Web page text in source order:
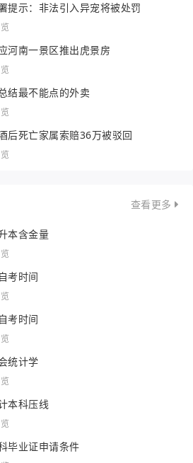
提示：非法引入异宠将被处罚
河南一景区推出虎景房
结最不能点的外卖
后死亡家属索赔36万被驳回
查看更多
本含金量
考时间
考时间
统计学
本科压线
毕业证申请条件